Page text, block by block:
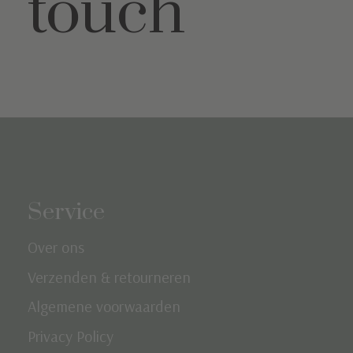
Service
Over ons
Verzenden & retourneren
Algemene voorwaarden
Privacy Policy